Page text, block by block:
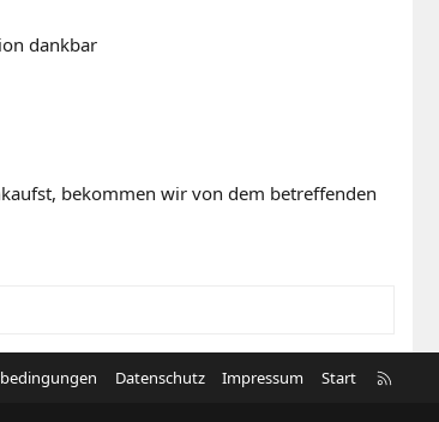
dankbar
bekommen wir von dem betreffenden
Datenschutz Impressum Start